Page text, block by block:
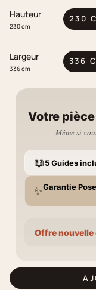
Hauteur
230 cm
230
Largeur
336 cm
336
Votre
Même si
📖5 Guides
✨Garantie
Offre nouvelle